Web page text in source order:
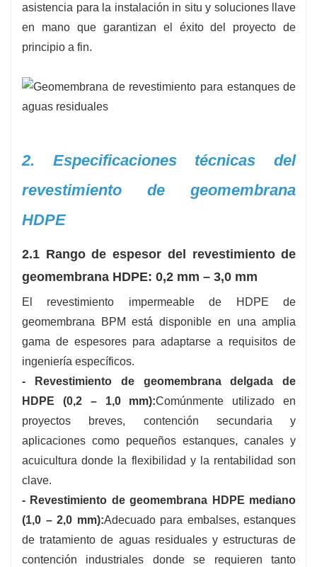
asistencia para la instalación in situ y soluciones llave
en mano que garantizan el éxito del proyecto de
principio a fin.
2. Especificaciones técnicas del
revestimiento de geomembrana
HDPE
2.1 Rango de espesor del revestimiento de
geomembrana HDPE: 0,2 mm – 3,0 mm
El revestimiento impermeable de HDPE de
geomembrana BPM está disponible en una amplia
gama de espesores para adaptarse a requisitos de
ingeniería específicos.
- Revestimiento de geomembrana delgada de
HDPE (0,2 – 1,0 mm):Comúnmente utilizado en
proyectos breves, contención secundaria y
aplicaciones como pequeños estanques, canales y
acuicultura donde la flexibilidad y la rentabilidad son
clave.
- Revestimiento de geomembrana HDPE mediano
(1,0 – 2,0 mm):Adecuado para embalses, estanques
de tratamiento de aguas residuales y estructuras de
contención industriales donde se requieren tanto